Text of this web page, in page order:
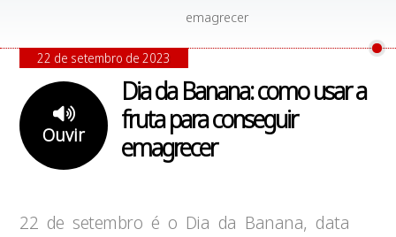
emagrecer
Dia da Banana: como usar a
fruta para conseguir
emagrecer
Ouvir
22 de setembro de 2023
22 de setembro é o Dia da Banana, data